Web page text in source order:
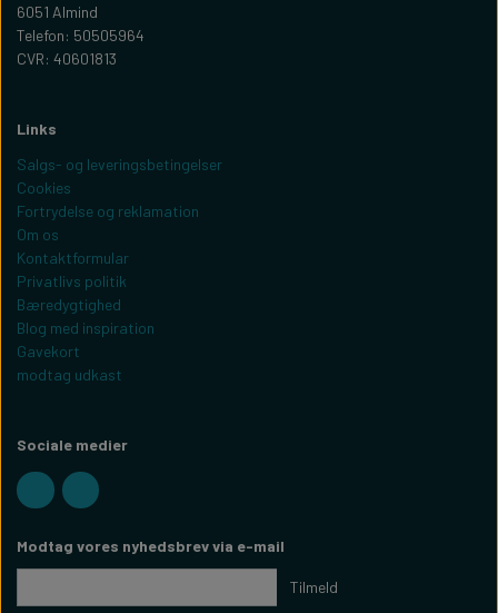
6051 Almind
Telefon: 50505964
CVR: 40601813
Links
Salgs- og leveringsbetingelser
Cookies
Fortrydelse og reklamation
Om os
Kontaktformular
Privatlivs politik
Bæredygtighed
Blog med inspiration
Gavekort
modtag udkast
Sociale medier
Modtag vores nyhedsbrev via e-mail
Tilmeld